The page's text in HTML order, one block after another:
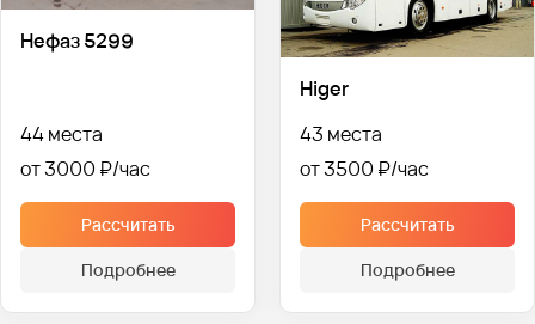
Нефаз 5299
44 места
от 3000 ₽
Рассчитать
Подробнее
Higer
43 места
от 3500 ₽
Рассчитать
Подробнее